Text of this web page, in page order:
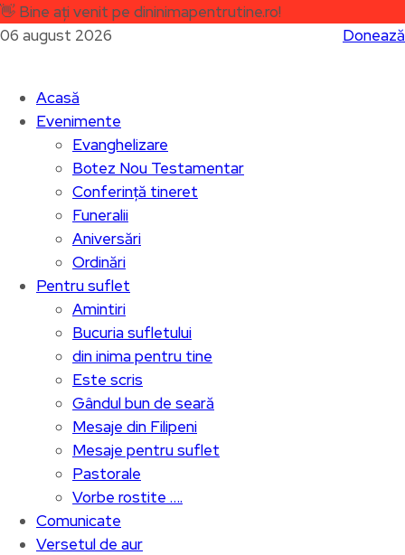
👋 Bine ați venit pe dininimapentrutine.ro!
06 august 2026
Donează
Acasă
Evenimente
Evanghelizare
Botez Nou Testamentar
Conferință tineret
Funeralii
Aniversări
Ordinări
Pentru suflet
Amintiri
Bucuria sufletului
din inima pentru tine
Este scris
Gândul bun de seară
Mesaje din Filipeni
Mesaje pentru suflet
Pastorale
Vorbe rostite ….
Comunicate
Versetul de aur